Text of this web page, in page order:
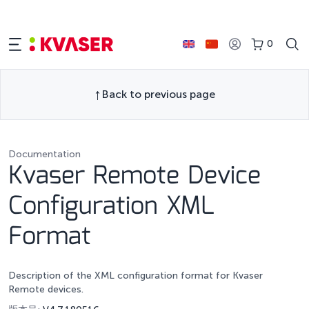
0
Back to previous page
Documentation
Kvaser Remote Device
Configuration XML
Format
Description of the XML configuration format for Kvaser
Remote devices.